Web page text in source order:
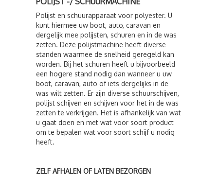
Polijst en schuurapparaat voor polyester. U
kunt hiermee uw boot, auto, caravan en
dergelijk mee polijsten, schuren en in de was
zetten. Deze polijstmachine heeft diverse
standen waarmee de snelheid geregeld kan
worden. Bij het schuren heeft u bijvoorbeeld
een hogere stand nodig dan wanneer u uw
boot, caravan, auto of iets dergelijks in de
was wilt zetten. Er zijn diverse schuurschijven,
polijst schijven en schijven voor het in de was
zetten te verkrijgen. Het is afhankelijk van wat
u gaat doen en met wat voor soort product
om te bepalen wat voor soort schijf u nodig
heeft.
ZELF AFHALEN OF LATEN BEZORGEN